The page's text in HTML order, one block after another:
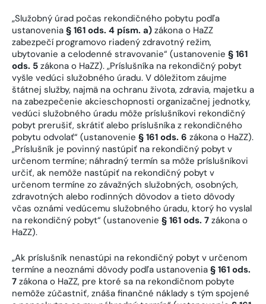
„Služobný úrad počas rekondičného pobytu podľa
ustanovenia § 161 ods. 4 písm. a) zákona o HaZZ
zabezpečí programovo riadený zdravotný režim,
ubytovanie a celodenné stravovanie“ (ustanovenie § 161
ods. 5 zákona o HaZZ). „Príslušníka na rekondičný pobyt
vyšle vedúci služobného úradu. V dôležitom záujme
štátnej služby, najmä na ochranu života, zdravia, majetku a
na zabezpečenie akcieschopnosti organizačnej jednotky,
vedúci služobného úradu môže príslušníkovi rekondičný
pobyt prerušiť, skrátiť alebo príslušníka z rekondičného
pobytu odvolať“ (ustanovenie § 161 ods. 6 zákona o HaZZ).
„Príslušník je povinný nastúpiť na rekondičný pobyt v
určenom termíne; náhradný termín sa môže príslušníkovi
určiť, ak nemôže nastúpiť na rekondičný pobyt v
určenom termíne zo závažných služobných, osobných,
zdravotných alebo rodinných dôvodov a tieto dôvody
včas oznámi vedúcemu služobného úradu, ktorý ho vyslal
na rekondičný pobyt“ (ustanovenie § 161 ods. 7 zákona o
HaZZ).
„Ak príslušník nenastúpi na rekondičný pobyt v určenom
termíne a neoznámi dôvody podľa ustanovenia § 161 ods.
7 zákona o HaZZ, pre ktoré sa na rekondičnom pobyte
nemôže zúčastniť, znáša finančné náklady s tým spojené